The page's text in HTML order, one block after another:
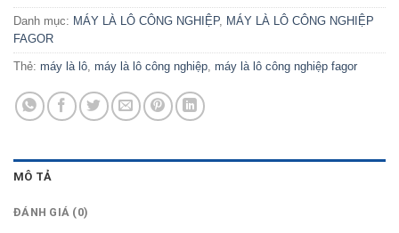
Danh mục: MÁY LÀ LÔ CÔNG NGHIỆP, MÁY LÀ LÔ CÔNG NGHIỆP
FAGOR
Thẻ: máy là lô, máy là lô công nghiệp, máy là lô công nghiệp fagor
MÔ TẢ
ĐÁNH GIÁ (0)